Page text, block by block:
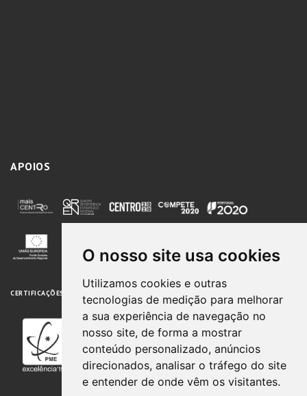
O nosso site usa cookies
Utilizamos cookies e outras
tecnologias de medição para melhorar
a sua experiência de navegação no
nosso site, de forma a mostrar
conteúdo personalizado, anúncios
direcionados, analisar o tráfego do site
e entender de onde vêm os visitantes.
APOIOS
CERTIFICAÇÕES